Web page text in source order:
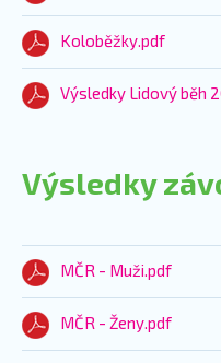
Koloběžky.pdf
Výsledky Lidový běh
Výsledky
MČR - Muži.pdf
MČR - Ženy.pdf